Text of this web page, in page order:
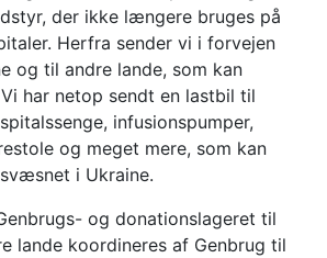
der ikke længere bruges på
Herfra sender vi i forvejen
og til andre lande, som kan
har netop sendt en lastbil til
infusionspumper,
og meget mere, som kan
i Ukraine.
og donationslageret til
lande koordineres af Genbrug til